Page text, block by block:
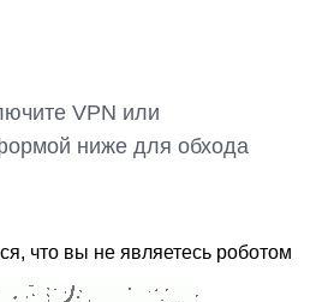
VPN или
ниже для обхода
что вы не являетесь роботом